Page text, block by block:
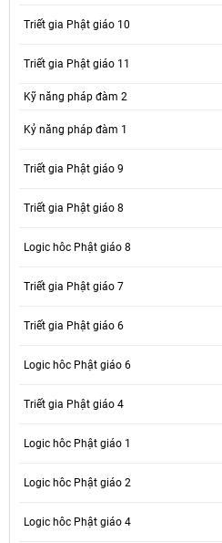
Triết gia Phật giáo 10
Triết gia Phật giáo 11
Kỹ năng pháp đàm 2
Kỷ năng pháp đàm 1
Triết gia Phật giáo 9
Triết gia Phật giáo 8
Logic hôc Phật giáo 8
Triết gia Phật giáo 7
Triết gia Phật giáo 6
Logic hôc Phật giáo 6
Triết gia Phật giáo 4
Logic hôc Phật giáo 1
Logic hôc Phật giáo 2
Logic hôc Phật giáo 4